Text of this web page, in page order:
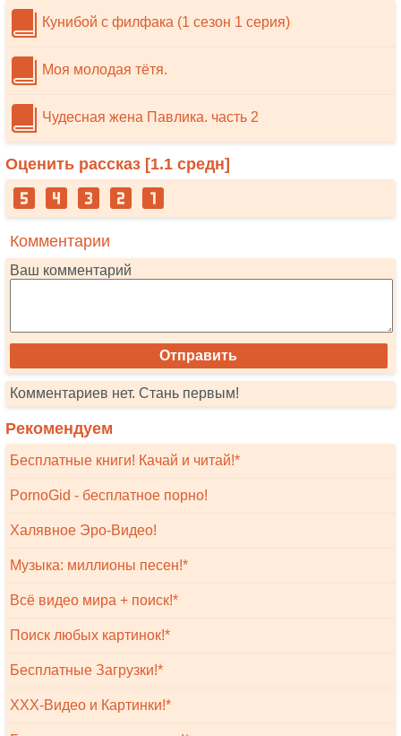
Кунибой с филфака (1 сезон 1 серия)
Моя молодая тётя.
Чудесная жена Павлика. часть 2
Оценить рассказ [1.1 средн]
Комментарии
Ваш комментарий
Комментариев нет. Стань первым!
Рекомендуем
Бесплатные книги! Качай и читай!*
PornoGid - бесплатное порно!
Халявное Эро-Видео!
Музыка: миллионы песен!*
Всё видео мира + поиск!*
Поиск любых картинок!*
Бесплатные Загрузки!*
XXX-Видео и Картинки!*